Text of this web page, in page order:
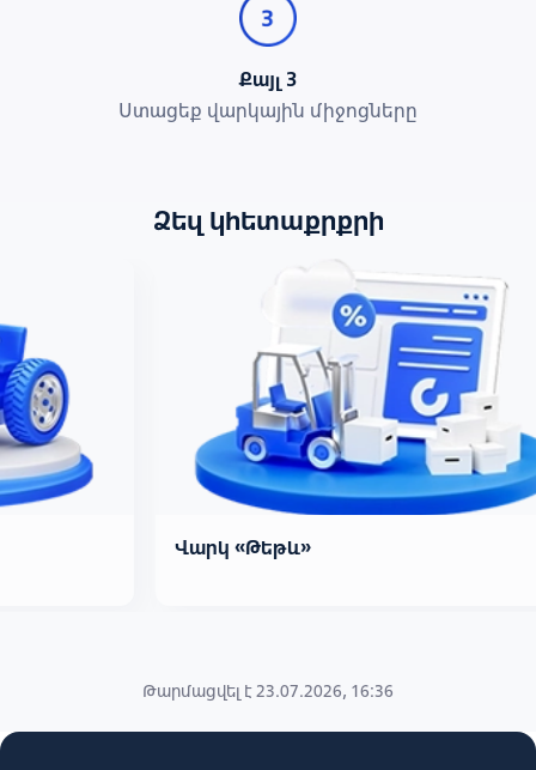
Քայլ 3
Ստացեք վարկային միջոցները
Ձեզ կհետաքրքրի
Վարկ «Թեթև»
Թարմացվել է 23.07.2026, 16:36